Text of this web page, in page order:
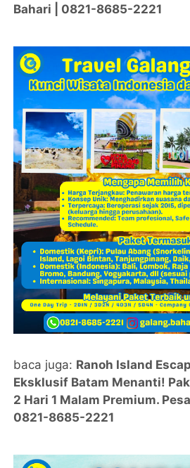
Bahari | 0821-8685-2221
baca juga: Ranoh Island
Eksklusif Batam Menanti!
2 Hari 1 Malam Premium.
0821-8685-2221